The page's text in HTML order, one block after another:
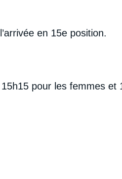
en 15e position.
pour les femmes et